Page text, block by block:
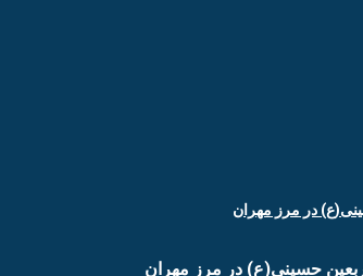
حسینی(ع) در مرز مهران